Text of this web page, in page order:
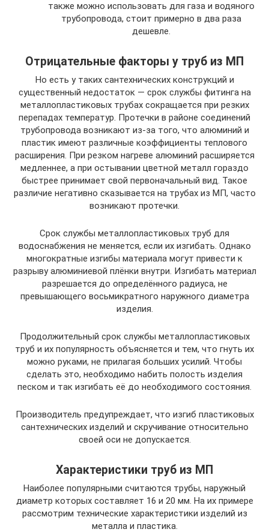
также можно использовать для газа и водяного
трубопровода, стоит примерно в два раза
дешевле.
Отрицательные факторы у труб из МП
Но есть у таких сантехнических конструкций и
существенный недостаток — срок службы фитинга на
металлопластиковых трубах сокращается при резких
перепадах температур. Протечки в районе соединений
трубопровода возникают из-за того, что алюминий и
пластик имеют различные коэффициенты теплового
расширения. При резком нагреве алюминий расширяется
медленнее, а при остывании цветной металл гораздо
быстрее принимает свой первоначальный вид. Такое
различие негативно сказывается на трубах из МП, часто
возникают протечки.
Срок службы металлопластиковых труб для
водоснабжения не меняется, если их изгибать. Однако
многократные изгибы материала могут привести к
разрыву алюминиевой плёнки внутри. Изгибать материал
разрешается до определённого радиуса, не
превышающего восьмикратного наружного диаметра
изделия.
Продолжительный срок службы металлопластиковых
труб и их популярность объясняется и тем, что гнуть их
можно руками, не прилагая больших усилий. Чтобы
сделать это, необходимо набить полость изделия
песком и так изгибать её до необходимого состояния.
Производитель предупреждает, что изгиб пластиковых
сантехнических изделий и скручивание относительно
своей оси не допускается.
Характеристики труб из МП
Наиболее популярными считаются трубы, наружный
диаметр которых составляет 16 и 20 мм. На их примере
рассмотрим технические характеристики изделий из
металла и пластика.